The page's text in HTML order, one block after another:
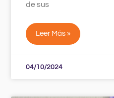
de sus
Leer Más »
04/10/2024